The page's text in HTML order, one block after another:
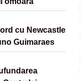
cu Newcastle
Guimaraes